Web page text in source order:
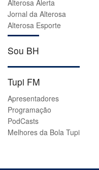
Alterosa Alerta
Jornal da Alterosa
Alterosa Esporte
Sou BH
Tupi FM
Apresentadores
Programação
PodCasts
Melhores da Bola Tupi